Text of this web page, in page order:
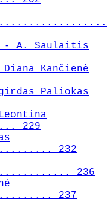
- A. Saulaitis
- Diana Kančienė
Paliokas
Leontina
229
232
236
237